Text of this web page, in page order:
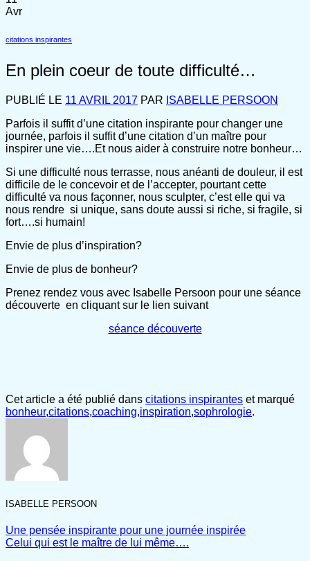
Avr
citations inspirantes
En plein coeur de toute difficulté…
PUBLIÉ LE 11 AVRIL 2017 PAR ISABELLE PERSOON
Parfois il suffit d’une citation inspirante pour changer une
journée, parfois il suffit d’une citation d’un maître pour
inspirer une vie….Et nous aider à construire notre bonheur…
Si une difficulté nous terrasse, nous anéanti de douleur, il est
difficile de le concevoir et de l’accepter, pourtant cette
difficulté va nous façonner, nous sculpter, c’est elle qui va
nous rendre si unique, sans doute aussi si riche, si fragile, si
fort….si humain!
Envie de plus d’inspiration?
Envie de plus de bonheur?
Prenez rendez vous avec Isabelle Persoon pour une séance
découverte en cliquant sur le lien suivant
séance découverte
Cet article a été publié dans citations inspirantes et marqué
bonheur,citations,coaching,inspiration,sophrologie.
ISABELLE PERSOON
Une pensée inspirante pour une journée inspirée
Celui qui est le maître de lui même….